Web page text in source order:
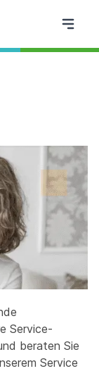
Service-
beraten Sie
Service